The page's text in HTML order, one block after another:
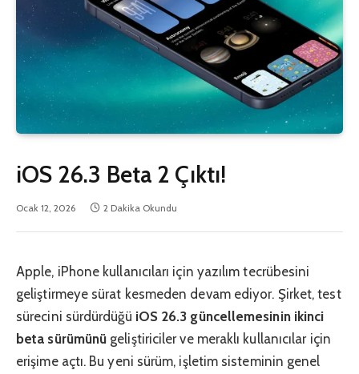
iOS 26.3 Beta 2 Çıktı!
Ocak 12, 2026 2 Dakika Okundu
Apple, iPhone kullanıcıları için yazılım tecrübesini
geliştirmeye sürat kesmeden devam ediyor. Şirket, test
sürecini sürdürdüğü iOS 26.3 güncellemesinin ikinci
beta sürümünü geliştiriciler ve meraklı kullanıcılar için
erişime açtı. Bu yeni sürüm, işletim sisteminin genel